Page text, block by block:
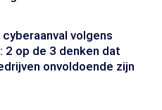
volgens
2 op de 3 denken dat
onvoldoende zijn